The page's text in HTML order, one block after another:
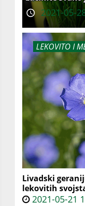
2021-05-
LEKOVITO I
Livadski
lekovitih
2021-05-21